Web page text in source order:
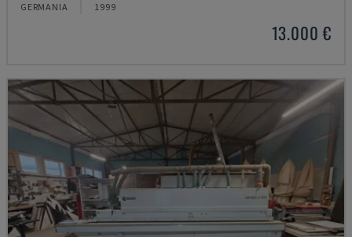
GERMANIA 1999
13.000 €